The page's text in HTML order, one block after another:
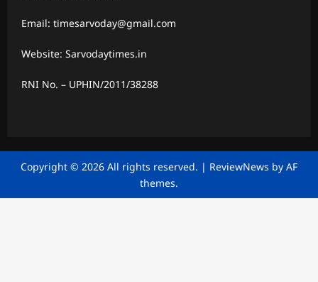
Email: timesarvoday@gmail.com
Website: Sarvodaytimes.in
RNI No. – UPHIN/2011/38288
Copyright © 2026 All rights reserved. | ReviewNews by AF
themes.